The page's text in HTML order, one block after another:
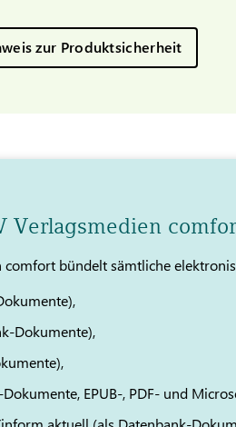
zur Produktsicherheit
Verlagsmedien
comfort bündelt sämtliche
Dokumente),
EPUB-, PDF- und